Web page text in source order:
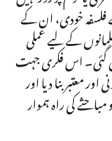
فلسفہ خودی، ان کے
کے لیے عملی
گئی۔ اس فکری جہت
معتبر بنا دیا اور
کی راہ ہموار